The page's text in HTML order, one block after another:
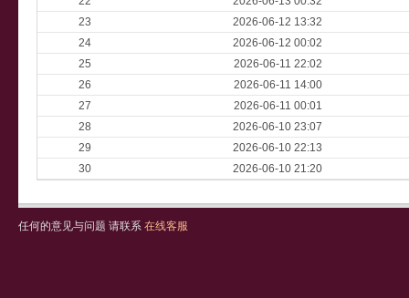
23
2026-06-12 13:32
24
2026-06-12 00:02
25
2026-06-11 22:02
26
2026-06-11 14:00
27
2026-06-11 00:01
28
2026-06-10 23:07
29
2026-06-10 22:13
30
2026-06-10 21:20
任何的意见与问题 请联系 在线客服